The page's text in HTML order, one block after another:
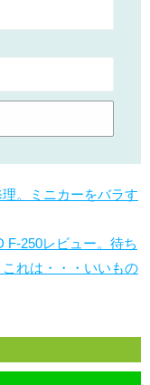
。ミニカーをバラす
F-250レビュー。待ち
れは・・・いいもの